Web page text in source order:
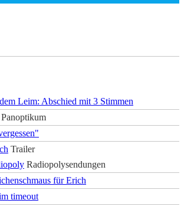
Leim: Abschied mit 3 Stimmen
Panoptikum
Trailer
Radiopolysendungen
für Erich
timeout